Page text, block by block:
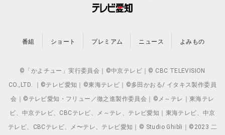
番組 ショート プレミアム ニュース よみもの
©「かよチュー」実行委員会｜©中京テレビ｜© CBC TELEVISION
CO.,LTD. ｜©テレビ愛知｜©東海テレビ｜©多田かおる/ イタキス製作委員
会｜©テレビ愛知・フリュー／徹之進製作委員会｜©メ～テレ｜東海テレ
ビ、中京テレビ、CBCテレビ、メ～テレ、テレビ愛知｜東海テレビ、中京
テレビ、CBCテレビ、メ〜テレ、テレビ愛知｜© Studio Ghibli｜©2023 二